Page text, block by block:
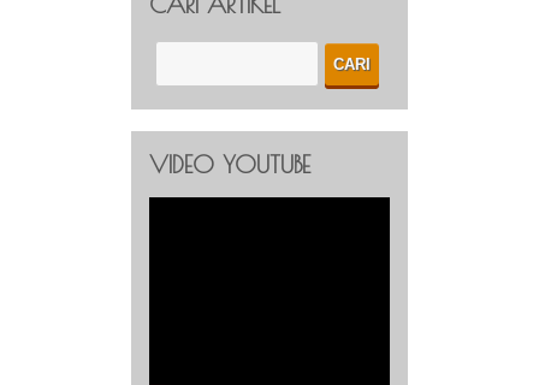
VIDEO YOUTUBE